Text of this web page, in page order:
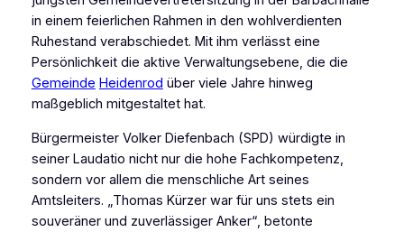
in einem feierlichen Rahmen in den wohlverdienten
Ruhestand verabschiedet. Mit ihm verlässt eine
Persönlichkeit die aktive Verwaltungsebene, die die
Gemeinde Heidenrod über viele Jahre hinweg
maßgeblich mitgestaltet hat.
Bürgermeister Volker Diefenbach (SPD) würdigte in
seiner Laudatio nicht nur die hohe Fachkompetenz,
sondern vor allem die menschliche Art seines
Amtsleiters. „Thomas Kürzer war für uns stets ein
souveräner und zuverlässiger Anker“, betonte